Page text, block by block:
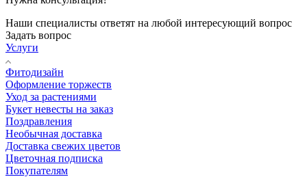
Наши специалисты ответят на любой интересующий вопрос
Задать вопрос
Услуги
Фитодизайн
Оформление торжеств
Уход за растениями
Букет невесты на заказ
Поздравления
Необычная доставка
Доставка свежих цветов
Цветочная подписка
Покупателям